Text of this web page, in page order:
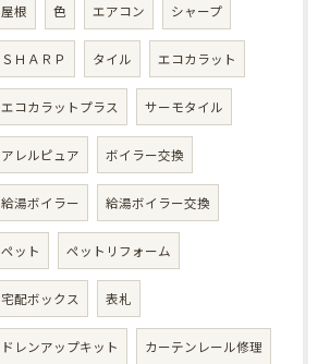
屋根 色 エアコン シャープ
ＳＨＡＲＰ タイル エコカラット
エコカラットプラス サーモタイル
アレルピュア ボイラー交換
給湯ボイラー 給湯ボイラー交換
ペット ペットリフォーム
宅配ボックス 表札
ドレンアップキット カーテンレール修理